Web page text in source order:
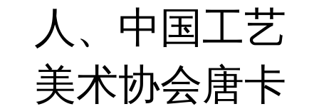
人、中国工艺
美术协会唐卡